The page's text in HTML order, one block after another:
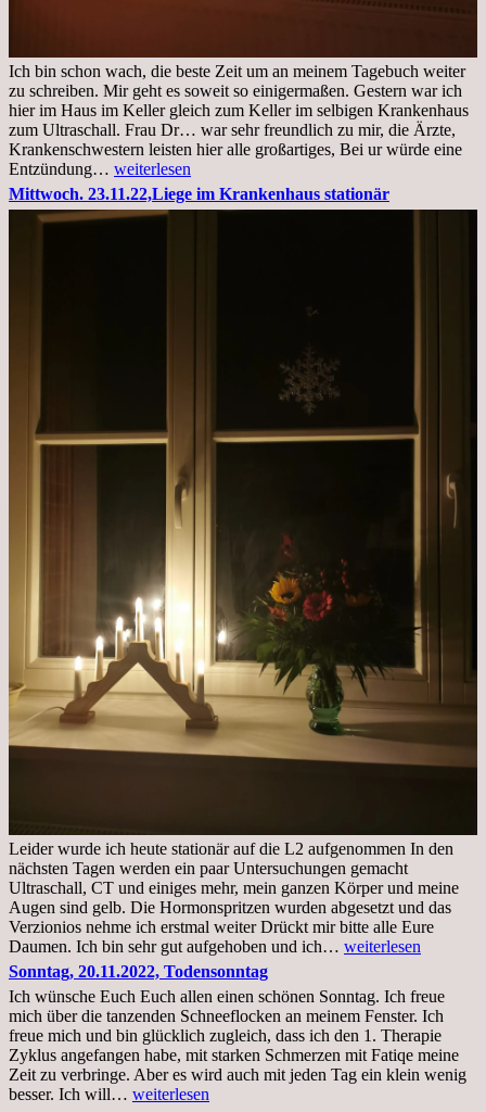
Ich bin schon wach, die beste Zeit um an meinem Tagebuch weiter
zu schreiben. Mir geht es soweit so einigermaßen. Gestern war ich
hier im Haus im Keller gleich zum Keller im selbigen Krankenhaus
zum Ultraschall. Frau Dr… war sehr freundlich zu mir, die Ärzte,
Krankenschwestern leisten hier alle großartiges, Bei ur würde eine
Entzündung… Freitag,
25.11.2022
Kleines
weiterlesen
Mittwoch. 23.11.22,Liege im Krankenhaus stationär
Leider wurde ich heute stationär auf die L2 aufgenommen In den
nächsten Tagen werden ein paar Untersuchungen gemacht
Ultraschall, CT und einiges mehr, mein ganzen Körper und meine
Augen sind gelb. Die Hormonspritzen wurden abgesetzt und das
Verzionios nehme ich erstmal weiter Drückt mir bitte alle Eure
Daumen. Ich bin sehr gut aufgehoben und ich… Mittwoch.
Krankenhaus
stationär
weiterlesen
Sonntag, 20.11.2022, Todensonntag
Ich wünsche Euch Euch allen einen schönen Sonntag. Ich freue
mich über die tanzenden Schneeflocken an meinem Fenster. Ich
freue mich und bin glücklich zugleich, dass ich den 1. Therapie
Zyklus angefangen habe, mit starken Schmerzen mit Fatiqe meine
Zeit zu verbringe. Aber es wird auch mit jeden Tag ein klein wenig
besser. Ich will… Sonntag,
weiterlesen